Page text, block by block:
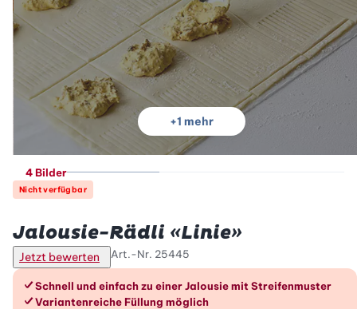
+1 mehr
4 Bilder
Nicht verfügbar
Jalousie-Rädli «Linie»
Jetzt bewerten Art.-Nr. 25445
Die Vorteile im Überblick
Schnell und einfach zu einer Jalousie mit Streifenmuster
Variantenreiche Füllung möglich